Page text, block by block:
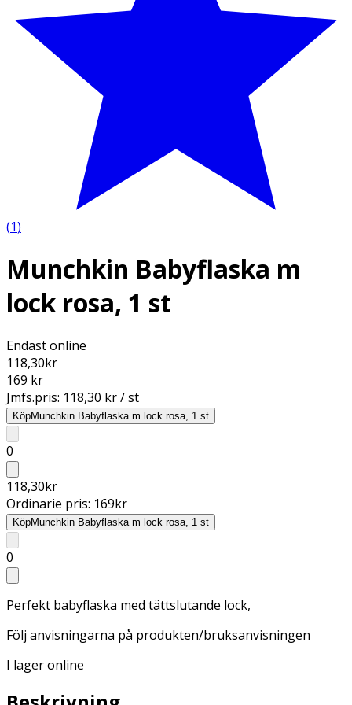
(1)
Munchkin Babyflaska m
lock rosa, 1 st
Endast online
118,30kr
169 kr
Jmfs.pris: 118,30 kr / st
KöpMunchkin Babyflaska m lock rosa, 1 st
0
118,30kr
Ordinarie pris: 169kr
KöpMunchkin Babyflaska m lock rosa, 1 st
0
Perfekt babyflaska med tättslutande lock,
Följ anvisningarna på produkten/bruksanvisningen
I lager online